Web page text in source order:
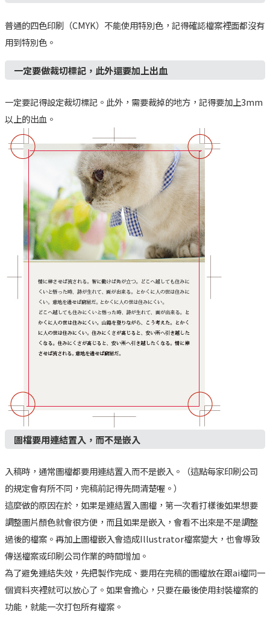
普通的四色印刷（CMYK）不能使用特別色，記得確認檔案裡面都沒有
用到特別色。
一定要做裁切標記，此外還要加上出血
一定要記得設定裁切標記。此外，需要裁掉的地方，記得要加上3mm
以上的出血。
圖檔要用連結置入，而不是嵌入
入稿時，通常圖檔都要用連結置入而不是嵌入。（這點每家印刷公司
的規定會有所不同，完稿前記得先問清楚喔。）
這麼做的原因在於，如果是連結置入圖檔，第一次看打樣後如果想要
調整圖片顏色就會很方便，而且如果是嵌入，會看不出來是不是調整
過後的檔案。再加上圖檔嵌入會造成Illustrator檔案變大，也會導致
傳送檔案或印刷公司作業的時間增加。
為了避免連結失效，先把製作完成、要用在完稿的圖檔放在跟ai檔同一
個資料夾裡就可以放心了。如果會擔心，只要在最後使用封裝檔案的
功能，就能一次打包所有檔案。